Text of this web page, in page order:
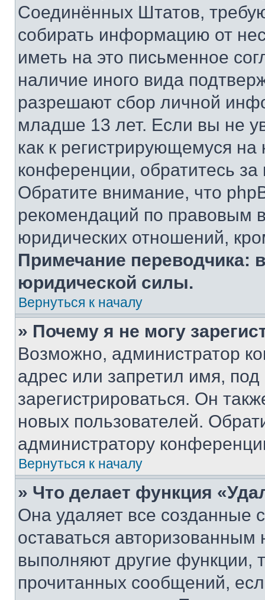
Соединённых Штатов,
собирать информацию от
иметь на это письменное
наличие иного вида
разрешают сбор личной
младше 13 лет. Если вы не
как к регистрирующемуся
конференции, обратитесь
Обратите внимание, что
рекомендаций по правовым
юридических отношений,
Примечание переводчика:
юридической силы.
Вернуться к началу
» Почему я не могу
Возможно, администратор
адрес или запретил имя,
зарегистрироваться. Он
новых пользователей.
администратору
Вернуться к началу
» Что делает функция
Она удаляет все созданные
оставаться
выполняют другие функции,
прочитанных сообщений,